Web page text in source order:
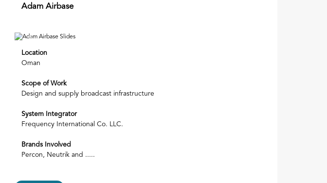
Adam Airbase
Location
Oman
Scope of Work
Design and supply broadcast infrastructure
System Integrator
Frequency International Co. LLC.
Brands Involved
Percon, Neutrik and .....